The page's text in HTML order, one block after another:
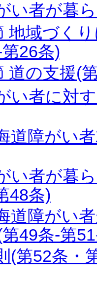
い者が暮
地域づく
26条)
道の支援(
い者に対
道障がい
い者が暮
48条)
道障がい
49条-第
(第52条・